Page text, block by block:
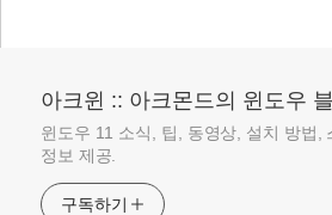
아크윈 :: 아크몬드의 윈도우
윈도우 11 소식, 팁, 동영상, 설치 방법,
정보 제공.
구독하기